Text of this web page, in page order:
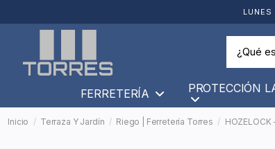
FERRETERÍA PROTECCIÓN
Inicio Terraza Y Jardín Riego | Ferretería Torres HOZELOCK